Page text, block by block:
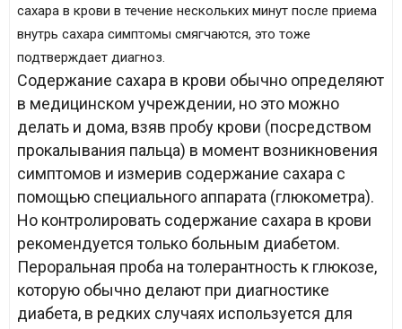
сахара в крови в течение нескольких минут после приема
внутрь сахара симптомы смягчаются, это тоже
подтверждает диагноз.
Содержание сахара в крови обычно определяют
в медицинском учреждении, но это можно
делать и дома, взяв пробу крови (посредством
прокалывания пальца) в момент возникновения
симптомов и измерив содержание сахара с
помощью специального аппарата (глюкометра).
Но контролировать содержание сахара в крови
рекомендуется только больным диабетом.
Пероральная проба на толерантность к глюкозе,
которую обычно делают при диагностике
диабета, в редких случаях используется для